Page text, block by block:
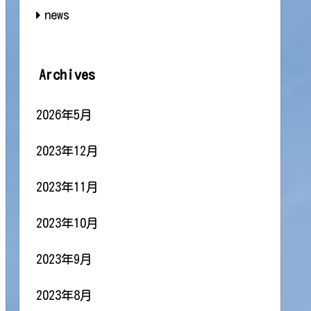
news
Archives
2026年5月
2023年12月
2023年11月
2023年10月
2023年9月
2023年8月